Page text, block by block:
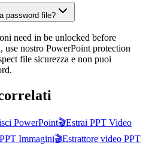
password file?
need in be unlocked before
use nostro PowerPoint protection
file sicurezza e non puoi
PowerPoint🎬Estrai PPT Video
Immagini🎬Estrattore video PPT